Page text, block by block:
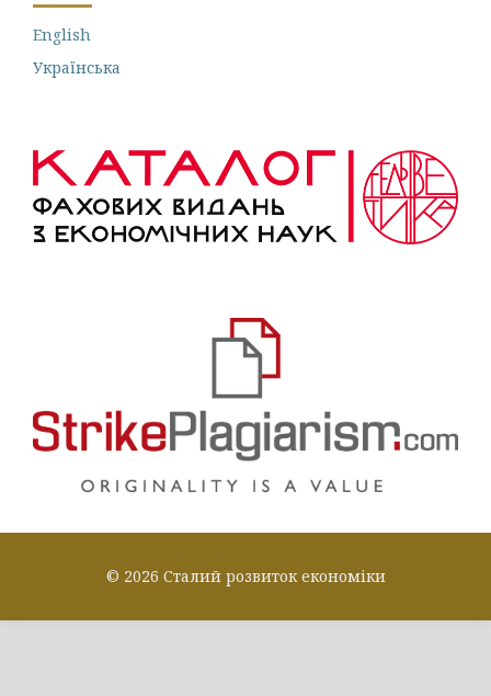
English
Українська
© 2026 Сталий розвиток економіки